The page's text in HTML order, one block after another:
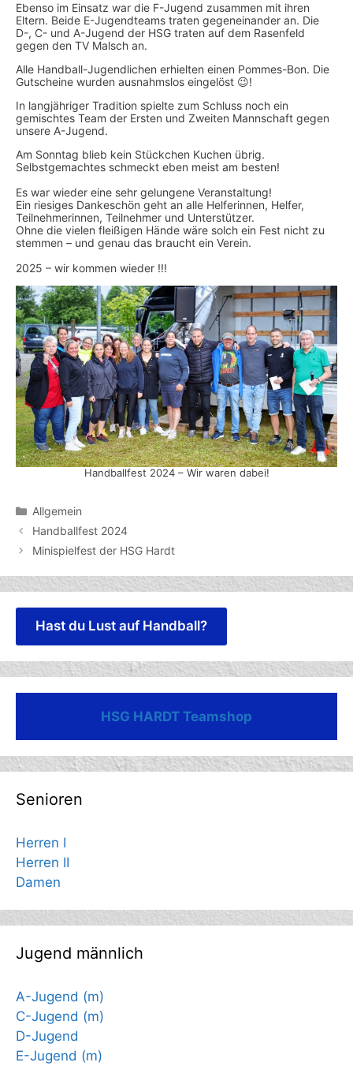
Ebenso im Einsatz war die F-Jugend zusammen mit ihren
Eltern. Beide E-Jugendteams traten gegeneinander an. Die
D-, C- und A-Jugend der HSG traten auf dem Rasenfeld
gegen den TV Malsch an.
Alle Handball-Jugendlichen erhielten einen Pommes-Bon. Die
Gutscheine wurden ausnahmslos eingelöst 😉!
In langjähriger Tradition spielte zum Schluss noch ein
gemischtes Team der Ersten und Zweiten Mannschaft gegen
unsere A-Jugend.
Am Sonntag blieb kein Stückchen Kuchen übrig.
Selbstgemachtes schmeckt eben meist am besten!
Es war wieder eine sehr gelungene Veranstaltung!
Ein riesiges Dankeschön geht an alle Helferinnen, Helfer,
Teilnehmerinnen, Teilnehmer und Unterstützer.
Ohne die vielen fleißigen Hände wäre solch ein Fest nicht zu
stemmen – und genau das braucht ein Verein.
2025 – wir kommen wieder !!!
Handballfest 2024 – Wir waren dabei!
Kategorien
Allgemein
Handballfest 2024
Minispielfest der HSG Hardt
Hast du Lust auf Handball?
HSG HARDT Teamshop
Senioren
Herren I
Herren II
Damen
Jugend männlich
A-Jugend (m)
C-Jugend (m)
D-Jugend
E-Jugend (m)